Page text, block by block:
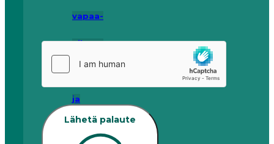
vapaa-
aika
ja
kierrätys
Lähetä palaute